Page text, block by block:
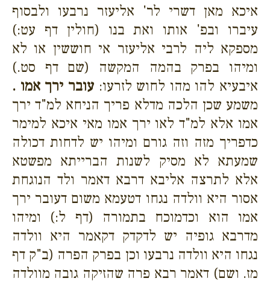
איכא מאן דשרי לר' אליעזר נרבעו ולבסוף
עיברו ובפ' אותו ואת בנו (חולין דף עט:)
מספקא ליה לרבי אליעזר אי חוששין או לא
ומיהו בפרק בהמה המקשה (שם דף סט.)
איבעיא להו מהו לחוש לזרעו:עובר ירך אמו .
משמע שכן הלכה מדלא פריך הניחא למ"ד ירך
אמו אלא למ"ד לאו ירך אמו מאי איכא למימר
כדפריך מזה וזה גורם ומיהו יש לדחות דכולה
שמעתא לא מסיק לשנות הברייתא מפשטא
אלא לתרצה אליבא דרבא דאמר ולד הנוגחת
אסור היא וולדה נגחו דטעמא משום דעובר ירך
אמו הוא וכדמוכח בתמורה (דף ל:) ומיהו
מדרבא גופיה יש לדקדק דקאמר היא וולדה
נגחו היא וולדה נרבעו וכן בפרק הפרה (ב"ק דף
מז. ושם) דאמר רבא פרה שהזיקה גובה מוולדה